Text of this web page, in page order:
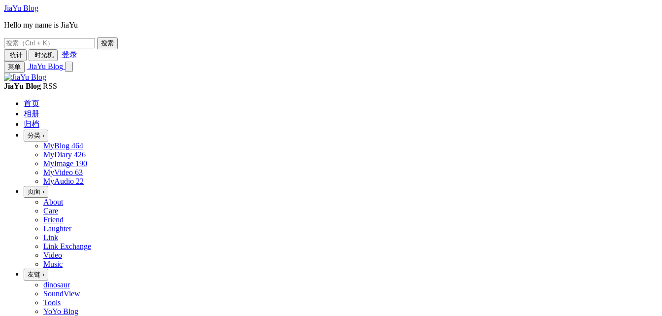
JiaYu Blog
Hello my name is JiaYu
搜索
统计
时光机 登录
菜单 JiaYu Blog
JiaYu Blog RSS
首页
相册
归档
分类 ›
MyBlog 464
MyDiary 426
MyImage 190
MyVideo 63
MyAudio 22
页面 ›
About
Care
Friend
Laughter
Link
Link Exchange
Video
Music
友链 ›
dinosaur
SoundView
Tools
YoYo Blog